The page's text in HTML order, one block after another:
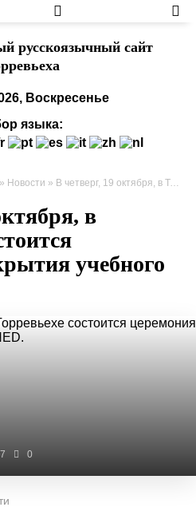
русскоязычный сайт
Воскресенье
языка:
» Новости » В четверг, 19 октября, в Торревьехе состоится церемония открытия учебного года UNED.
в
учебного
0